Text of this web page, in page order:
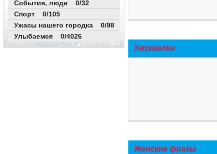
События, люди 0/32
Спорт 0/105
Ужасы нашего городка 0/98
Улыбаемся 0/4026
Хихикалки
Женские фразы